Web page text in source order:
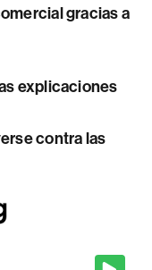
gracias a
explicaciones
contra las